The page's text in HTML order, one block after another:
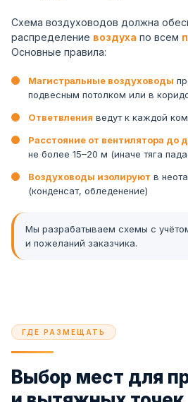
Схема воздуховодов должна
распределение воздуха по всем
Основные правила:
Магистральные воздуховоды
подвесным потолком или в
Ответвления ведут к каждой
Расстояние от вентилятора до
не более 15–20 м (иначе тяга
Воздуховоды изолируют в
(конденсат, обледенение)
Мы разрабатываем схемы с
и пожеланий заказчика.
ГДЕ РАЗМЕЩАТЬ
Выбор мест для